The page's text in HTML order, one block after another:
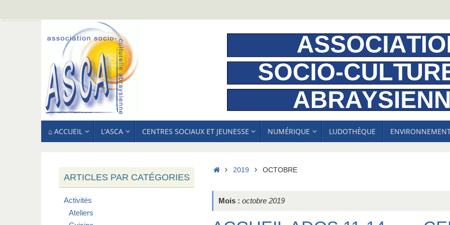
au
AU⌂ ACCUEIL L’ASCA CENTRES SOCIAUX ET JEUNESSE NUMÉRIQUE LUDOTHÈQUE
ACCUEIL
2019 OCTOBRE
Mois : octobre 2019
ARTICLES PAR CATÉGORIES
Activités
Ateliers